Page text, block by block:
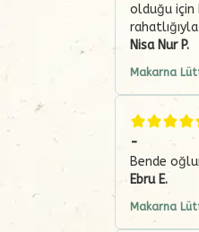
olduğu için
Nisa Nur P.
Makarna
-
Bende
Ebru E.
Makarna